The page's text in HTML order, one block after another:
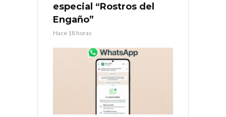
especial “Rostros del
Engaño”
Hace 18 horas